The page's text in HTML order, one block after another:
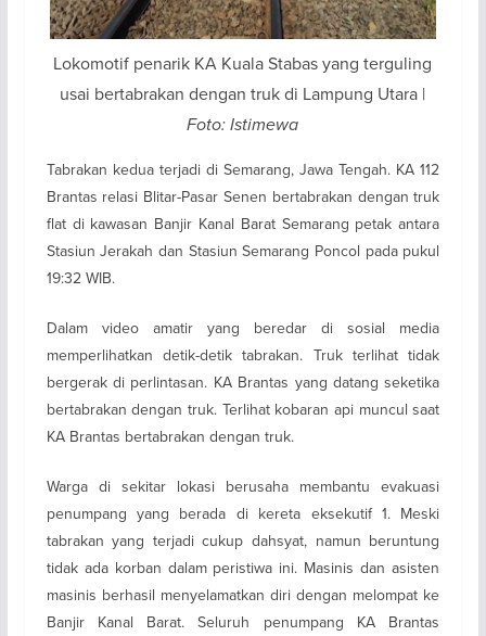
Lokomotif penarik KA Kuala Stabas yang terguling
usai bertabrakan dengan truk di Lampung Utara |
Foto: Istimewa
Tabrakan kedua terjadi di Semarang, Jawa Tengah. KA 112
Brantas relasi Blitar-Pasar Senen bertabrakan dengan truk
flat di kawasan Banjir Kanal Barat Semarang petak antara
Stasiun Jerakah dan Stasiun Semarang Poncol pada pukul
19:32 WIB.
Dalam video amatir yang beredar di sosial media
memperlihatkan detik-detik tabrakan. Truk terlihat tidak
bergerak di perlintasan. KA Brantas yang datang seketika
bertabrakan dengan truk. Terlihat kobaran api muncul saat
KA Brantas bertabrakan dengan truk.
Warga di sekitar lokasi berusaha membantu evakuasi
penumpang yang berada di kereta eksekutif 1. Meski
tabrakan yang terjadi cukup dahsyat, namun beruntung
tidak ada korban dalam peristiwa ini. Masinis dan asisten
masinis berhasil menyelamatkan diri dengan melompat ke
Banjir Kanal Barat. Seluruh penumpang KA Brantas